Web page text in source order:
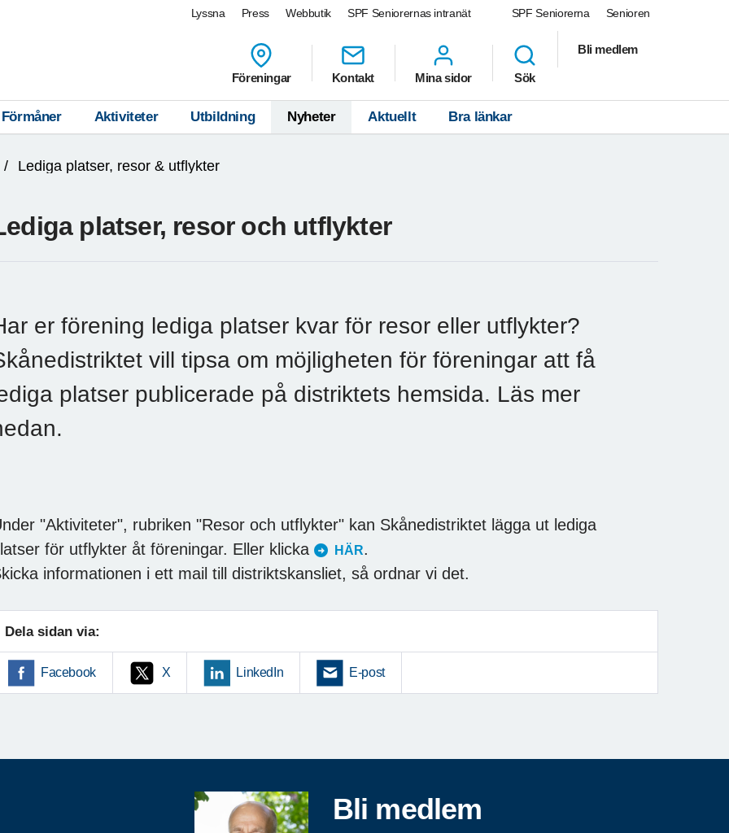
SPF Seniorerna Senioren
Lyssna Press Webbutik SPF Seniorernas intranät
Föreningar Kontakt Mina sidor Sök
Bli medlem
Förmåner Aktiviteter Utbildning Nyheter Aktuellt Bra länkar
Lediga platser, resor & utflykter
platser, resor och utflykter
er förening lediga platser kvar för resor eller utflykter?
vill tipsa om möjligheten för föreningar att få
platser publicerade på distriktets hemsida. Läs mer
"Aktiviteter", rubriken "Resor och utflykter" kan Skånedistriktet lägga ut lediga
för utflykter åt föreningar. Eller klicka
HÄR.
informationen i ett mail till distriktskansliet, så ordnar vi det.
Dela sidan via:
Facebook X LinkedIn E-post
Bli medlem